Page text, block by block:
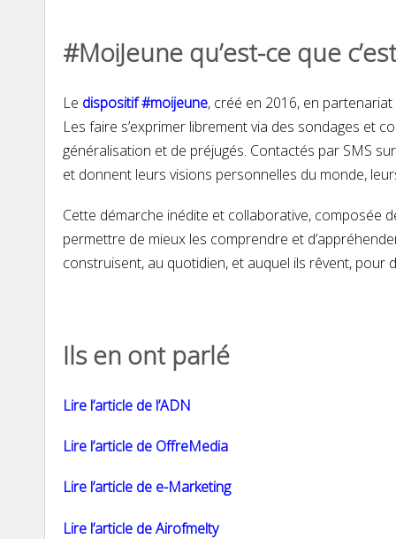
#MoiJeune qu’est-ce que
Le dispositif #moijeune, créé en 2016, en
Les faire s’exprimer librement via des sondages et
généralisation et de préjugés. Contactés par SMS
et donnent leurs visions personnelles du monde,
Cette démarche inédite et collaborative, composée
permettre de mieux les comprendre et
construisent, au quotidien, et auquel ils rêvent, pour
Ils en ont parlé
Lire l’article de l’ADN
Lire l’article de OffreMedia
Lire l’article de e-Marketing
Lire l’article de Airofmelty